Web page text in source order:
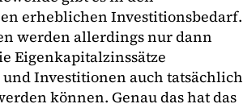
erheblichen Investitionsbedarf.
werden allerdings nur dann
Eigenkapitalzinssätze
und Investitionen auch tatsächlich
können. Genau das hat das